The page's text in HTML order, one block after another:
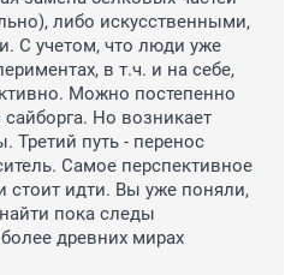
либо искусственными,
С учетом, что люди уже
в т.ч. и на себе,
Можно постепенно
Но возникает
Третий путь - перенос
Самое перспективное
стоит идти. Вы уже поняли,
пока следы
древних мирах